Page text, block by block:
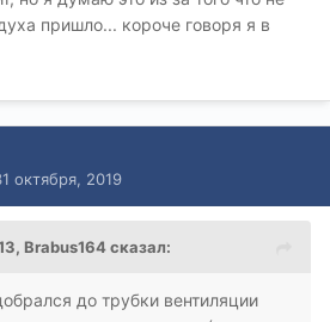
пришло... короче говоря я в
октября, 2019
Brabus164сказал:
до трубки вентиляции